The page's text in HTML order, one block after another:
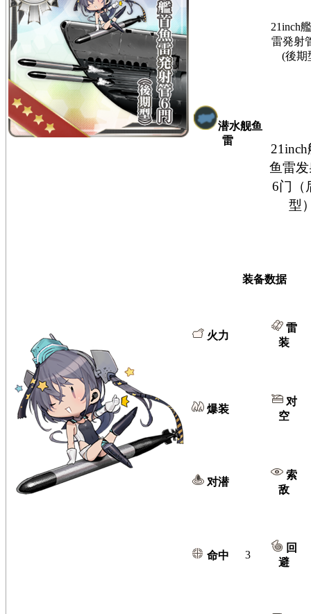
潜水舰鱼
雷
21inch
雷発射
(後期
鱼雷
6门（
型
装备数据
火力
雷
装
爆装
对
空
对潜
索
敌
命中 3
回
避